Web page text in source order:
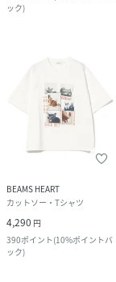
ック)
BEAMS HEART
カットソー・Tシャツ
4,290 円
390ポイント(10%ポイントバ
ック)